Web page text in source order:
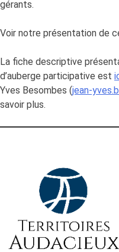
gérants.
Voir notre présentation de
La fiche descriptive
d’auberge participative est
Yves Besombes (jean-
savoir plus.